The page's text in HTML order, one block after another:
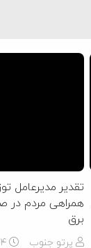
تقدیر مدیرعامل
همراهی مردم
برق
پرتو جنوب